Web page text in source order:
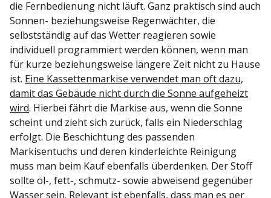
die Fernbedienung nicht läuft. Ganz praktisch sind auch
Sonnen- beziehungsweise Regenwächter, die
selbstständig auf das Wetter reagieren sowie
individuell programmiert werden können, wenn man
für kurze beziehungsweise längere Zeit nicht zu Hause
ist. Eine Kassettenmarkise verwendet man oft dazu,
damit das Gebäude nicht durch die Sonne aufgeheizt
wird. Hierbei fährt die Markise aus, wenn die Sonne
scheint und zieht sich zurück, falls ein Niederschlag
erfolgt. Die Beschichtung des passenden
Markisentuchs und deren kinderleichte Reinigung
muss man beim Kauf ebenfalls überdenken. Der Stoff
sollte öl-, fett-, schmutz- sowie abweisend gegenüber
Wasser sein. Relevant ist ebenfalls, dass man es per